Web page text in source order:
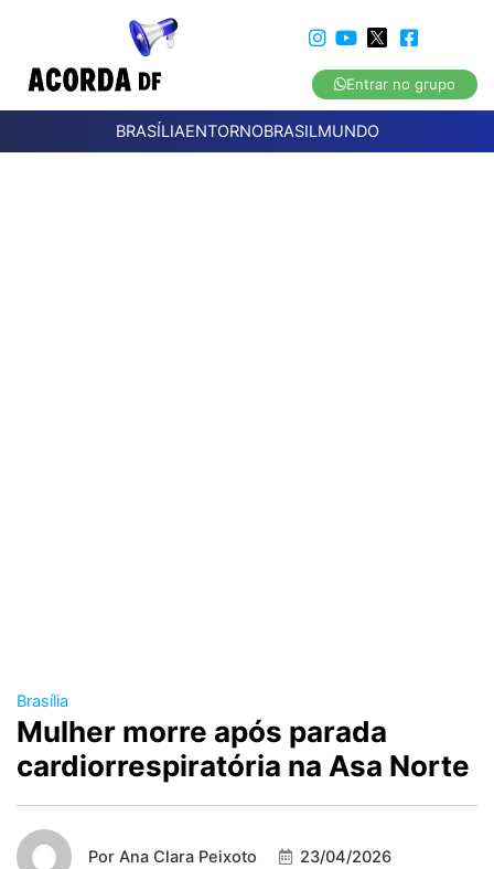
Entrar no grupo
BRASÍLIAENTORNOBRASILMUNDO
Brasília
Mulher morre após parada
cardiorrespiratória na Asa Norte
Por Ana Clara Peixoto 23/04/2026